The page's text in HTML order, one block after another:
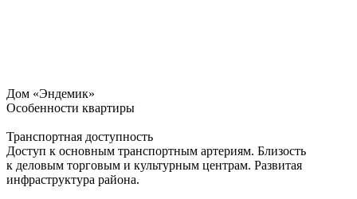
Дом «Эндемик»
Особенности квартиры
Транспортная доступность
Доступ к основным транспортным артериям. Близость
к деловым торговым и культурным центрам. Развитая
инфраструктура района.